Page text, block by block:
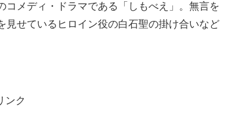
メディ・ドラマである「しもべえ」。無言を
せているヒロイン役の白石聖の掛け合いなど
ンク